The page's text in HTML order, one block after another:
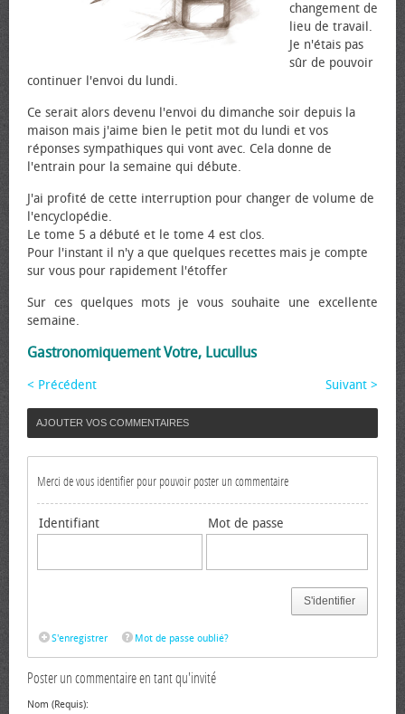
changement de
lieu de travail.
Je n'étais pas
sûr de pouvoir
continuer l'envoi du lundi.
Ce serait alors devenu l'envoi du dimanche soir depuis la
maison mais j'aime bien le petit mot du lundi et vos
réponses sympathiques qui vont avec. Cela donne de
l'entrain pour la semaine qui débute.
J'ai profité de cette interruption pour changer de volume de
l'encyclopédie.
Le tome 5 a débuté et le tome 4 est clos.
Pour l'instant il n'y a que quelques recettes mais je compte
sur vous pour rapidement l'étoffer
Sur ces quelques mots je vous souhaite une excellente
semaine.
Gastronomiquement Votre, Lucullus
< Précédent Suivant >
AJOUTER VOS COMMENTAIRES
Merci de vous identifier pour pouvoir poster un commentaire
Identifiant Mot de passe
S'identifier
S'enregistrer Mot de passe oublié?
Poster un commentaire en tant qu'invité
Nom (Requis):